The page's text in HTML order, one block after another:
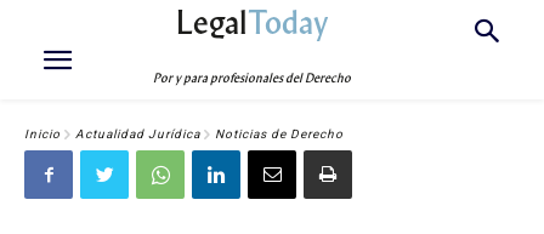
LegalToday
Por y para profesionales del Derecho
Inicio Actualidad Jurídica Noticias de Derecho